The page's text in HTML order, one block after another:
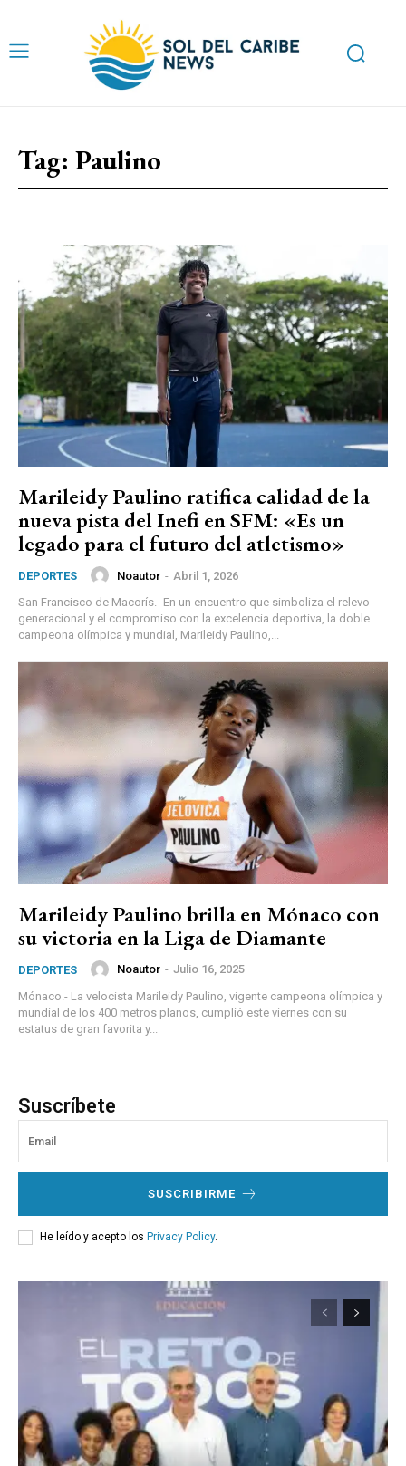
Tag: Paulino
Marileidy Paulino ratifica calidad de la
nueva pista del Inefi en SFM: «Es un
legado para el futuro del atletismo»
DEPORTES Noautor - Abril 1, 2026
San Francisco de Macorís.- En un encuentro que simboliza el relevo
generacional y el compromiso con la excelencia deportiva, la doble
campeona olímpica y mundial, Marileidy Paulino,...
Marileidy Paulino brilla en Mónaco con
su victoria en la Liga de Diamante
DEPORTES Noautor - Julio 16, 2025
Mónaco.- La velocista Marileidy Paulino, vigente campeona olímpica y
mundial de los 400 metros planos, cumplió este viernes con su
estatus de gran favorita y...
Suscríbete
SUSCRIBIRME
He leído y acepto los Privacy Policy.